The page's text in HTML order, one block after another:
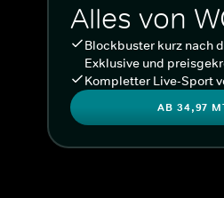
Alles von
Blockbuster kurz nach
Exklusive und
Kompletter Live-Sport
AB 34,97